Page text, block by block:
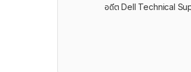
อดีต Dell Technical